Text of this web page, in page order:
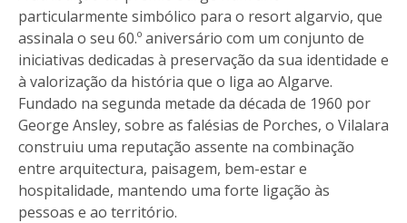
particularmente simbólico para o resort algarvio, que
assinala o seu 60.º aniversário com um conjunto de
iniciativas dedicadas à preservação da sua identidade e
à valorização da história que o liga ao Algarve.
Fundado na segunda metade da década de 1960 por
George Ansley, sobre as falésias de Porches, o Vilalara
construiu uma reputação assente na combinação
entre arquitectura, paisagem, bem-estar e
hospitalidade, mantendo uma forte ligação às
pessoas e ao território.